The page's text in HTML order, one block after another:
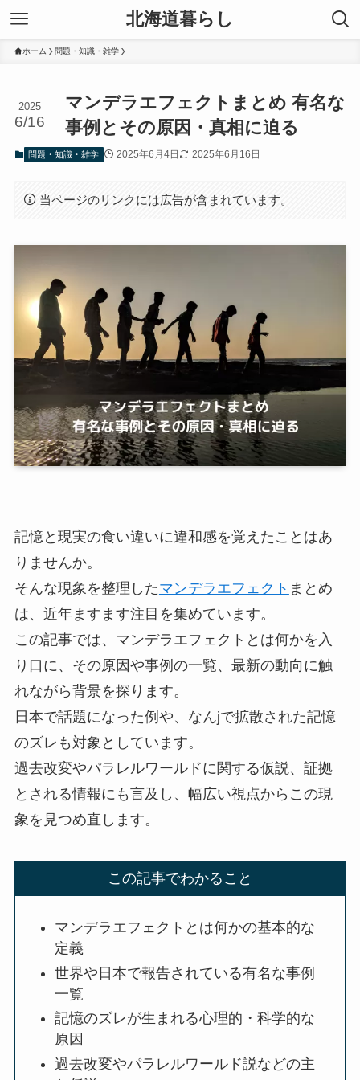
北海道暮らし
ホーム 問題・知識・雑学
マンデラエフェクトまとめ 有名な
事例とその原因・真相に迫る
2025
6/16
問題・知識・雑学 2025年6月4日 2025年6月16日
当ページのリンクには広告が含まれています。
記憶と現実の食い違いに違和感を覚えたことはあ
りませんか。
そんな現象を整理したマンデラエフェクト まとめ
は、近年ますます注目を集めています。
この記事では、マンデラエフェクトとは何かを入
り口に、その原因や事例の一覧、最新の動向に触
れながら背景を探ります。
日本で話題になった例や、なんjで拡散された記憶
のズレも対象としています。
過去改変やパラレルワールドに関する仮説、証拠
とされる情報にも言及し、幅広い視点からこの現
象を見つめ直します。
この記事でわかること
マンデラエフェクトとは何かの基本的な
定義
世界や日本で報告されている有名な事例
一覧
記憶のズレが生まれる心理的・科学的な
原因
過去改変やパラレルワールド説などの主